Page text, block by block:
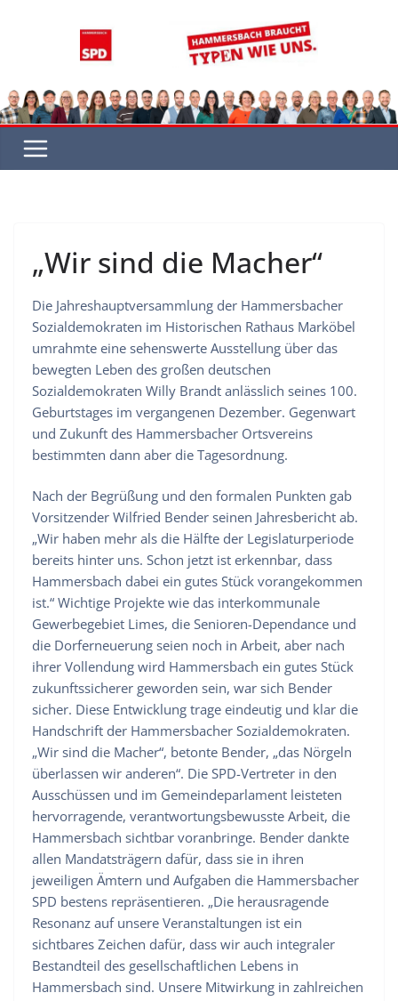
„Wir sind die Macher“
Die Jahreshauptversammlung der Hammersbacher
Sozialdemokraten im Historischen Rathaus Marköbel
umrahmte eine sehenswerte Ausstellung über das
bewegten Leben des großen deutschen
Sozialdemokraten Willy Brandt anlässlich seines 100.
Geburtstages im vergangenen Dezember. Gegenwart
und Zukunft des Hammersbacher Ortsvereins
bestimmten dann aber die Tagesordnung.
Nach der Begrüßung und den formalen Punkten gab
Vorsitzender Wilfried Bender seinen Jahresbericht ab.
„Wir haben mehr als die Hälfte der Legislaturperiode
bereits hinter uns. Schon jetzt ist erkennbar, dass
Hammersbach dabei ein gutes Stück vorangekommen
ist.“ Wichtige Projekte wie das interkommunale
Gewerbegebiet Limes, die Senioren-Dependance und
die Dorferneuerung seien noch in Arbeit, aber nach
ihrer Vollendung wird Hammersbach ein gutes Stück
zukunftssicherer geworden sein, war sich Bender
sicher. Diese Entwicklung trage eindeutig und klar die
Handschrift der Hammersbacher Sozialdemokraten.
„Wir sind die Macher“, betonte Bender, „das Nörgeln
überlassen wir anderen“. Die SPD-Vertreter in den
Ausschüssen und im Gemeindeparlament leisteten
hervorragende, verantwortungsbewusste Arbeit, die
Hammersbach sichtbar voranbringe. Bender dankte
allen Mandatsträgern dafür, dass sie in ihren
jeweiligen Ämtern und Aufgaben die Hammersbacher
SPD bestens repräsentieren. „Die herausragende
Resonanz auf unsere Veranstaltungen ist ein
sichtbares Zeichen dafür, dass wir auch integraler
Bestandteil des gesellschaftlichen Lebens in
Hammersbach sind. Unsere Mitwirkung in zahlreichen